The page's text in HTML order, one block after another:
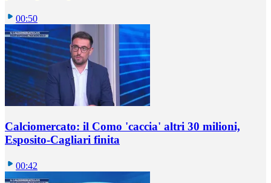
00:50
Calciomercato: il Como 'caccia' altri 30 milioni,
Esposito-Cagliari finita
00:42